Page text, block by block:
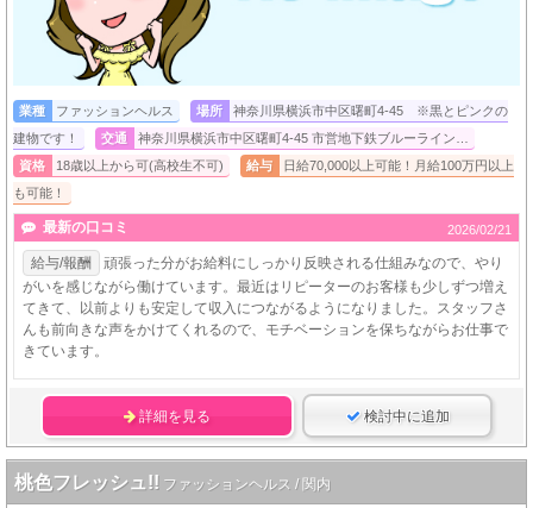
業種 ファッションヘルス 場所
神奈川県横浜市中区曙町4-45 ※黒とピンクの
建物です！
交通
神奈川県横浜市中区曙町4-45 市営地下鉄ブルーライン…
資格
18歳以上から可(高校生不可) 給与
日給70,000以上可能！月給100万円以上
も可能！
最新の口コミ 2026/02/21
給与/報酬
頑張った分がお給料にしっかり反映される仕組みなので、やり
がいを感じながら働けています。最近はリピーターのお客様も少しずつ増え
てきて、以前よりも安定して収入につながるようになりました。スタッフさ
んも前向きな声をかけてくれるので、モチベーションを保ちながらお仕事で
きています。
詳細を見る 検討中に追加
桃色フレッシュ!! ファッションヘルス / 関内